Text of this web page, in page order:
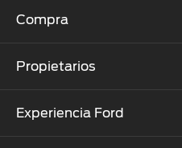
Compra
Cotízalos
Promociones
Propietarios
Beneficios de Servicio
Experiencia Ford